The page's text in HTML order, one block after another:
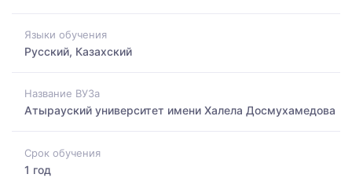
Языки обучения
Русский, Казахский
Название ВУЗа
Атырауский университет имени Халела Досмухамедова
Срок обучения
1 год